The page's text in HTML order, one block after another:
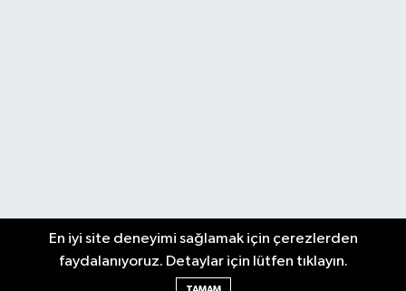
En iyi site deneyimi sağlamak için çerezlerden
faydalanıyoruz. Detaylar için lütfen tıklayın.